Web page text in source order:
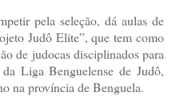
pela seleção, dá aulas de
Judô Elite”, que tem como
de judocas disciplinados para
Liga Benguelense de Judô,
na província de Benguela.